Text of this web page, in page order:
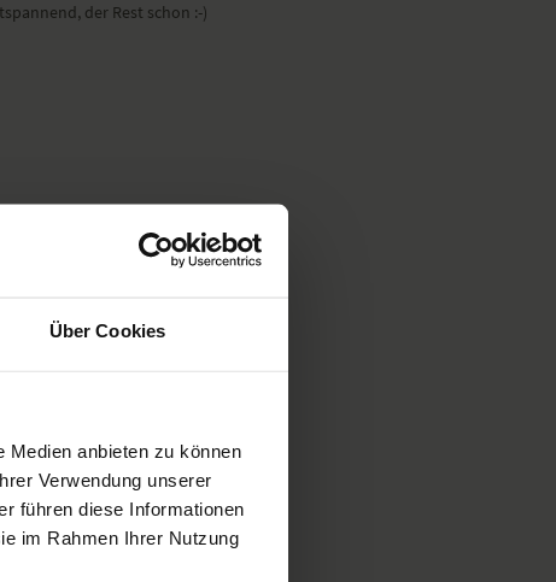
Über Cookies
Medien anbieten zu können
Verwendung unserer
führen diese Informationen
im Rahmen Ihrer Nutzung
der Rest schon :-)